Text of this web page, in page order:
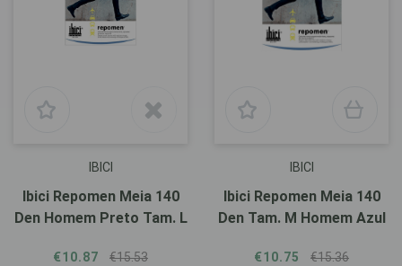
IBICI
Ibici Repomen Meia 140
Den Homem Preto Tam. L
€10.87 €15.53
IBICI
Ibici Repomen Meia 140
Den Tam. M Homem Azul
€10.75 €15.36